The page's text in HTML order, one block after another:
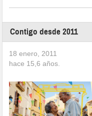
Contigo desde 2011
18 enero, 2011
hace 15,6 años.